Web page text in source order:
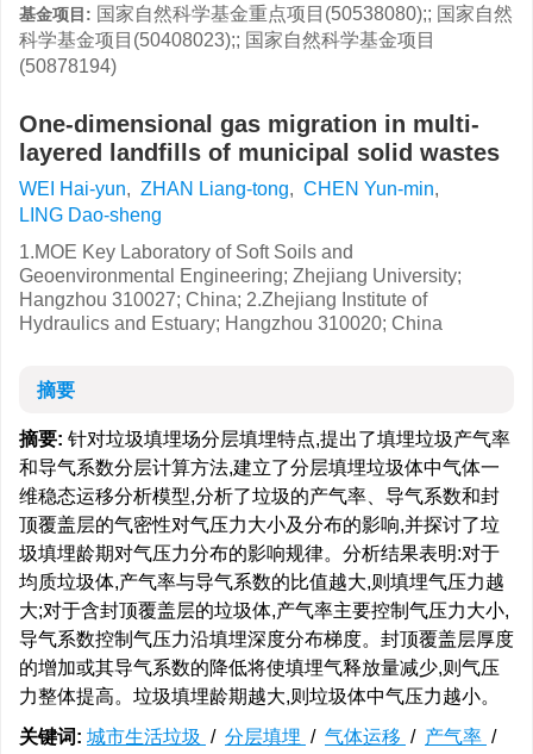
基金项目: 国家自然科学基金重点项目(50538080);; 国家自然
科学基金项目(50408023);; 国家自然科学基金项目
(50878194)
One-dimensional gas migration in multi-
layered landfills of municipal solid wastes
WEI Hai-yun, ZHAN Liang-tong, CHEN Yun-min,
LING Dao-sheng
1.MOE Key Laboratory of Soft Soils and
Geoenvironmental Engineering; Zhejiang University;
Hangzhou 310027; China; 2.Zhejiang Institute of
Hydraulics and Estuary; Hangzhou 310020; China
摘要
摘要: 针对垃圾填埋场分层填埋特点,提出了填埋垃圾产气率
和导气系数分层计算方法,建立了分层填埋垃圾体中气体一
维稳态运移分析模型,分析了垃圾的产气率、导气系数和封
顶覆盖层的气密性对气压力大小及分布的影响,并探讨了垃
圾填埋龄期对气压力分布的影响规律。分析结果表明:对于
均质垃圾体,产气率与导气系数的比值越大,则填埋气压力越
大;对于含封顶覆盖层的垃圾体,产气率主要控制气压力大小,
导气系数控制气压力沿填埋深度分布梯度。封顶覆盖层厚度
的增加或其导气系数的降低将使填埋气释放量减少,则气压
力整体提高。垃圾填埋龄期越大,则垃圾体中气压力越小。
关键词: 城市生活垃圾 / 分层填埋 / 气体运移 / 产气率 /